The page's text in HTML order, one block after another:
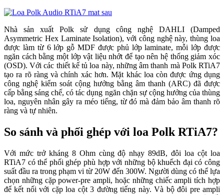
Nhà sản xuất Polk sử dụng công nghệ DAHLI (Damped
Asymmetric Hex Laminate Isolation), với công nghệ này, thùng loa
được làm từ 6 lớp gỗ MDF được phủ lớp laminate, mỗi lớp được
ngăn cách bằng một lớp vật liệu nhớt để tạo nên hệ thống giảm xóc
(OSD). Với các thiết kế tủ loa này, những âm thanh mà Polk RTiA7
tạo ra rõ ràng và chính xác hơn. Mặt khác loa còn được ứng dụng
công nghệ kiểm soát cộng hưởng bằng âm thanh (ARC) đã được
cấp bằng sáng chế, có tác dụng ngăn chặn sự cộng hưởng của thùng
loa, nguyên nhân gây ra méo tiếng, từ đó mà đảm bảo âm thanh rõ
ràng và tự nhiên.
So sánh và phối ghép với loa Polk RTiA7?
Với mức trở kháng 8 Ohm cùng độ nhạy 89dB, đôi loa cột loa
RTiA7 có thể phối ghép phù hợp với những bộ khuếch đại có công
suất đầu ra trong phạm vi từ 20W đến 300W. Người dùng có thể lựa
chọn những cặp power-pre ampli, hoặc những chiếc ampli tích hợp
để kết nối với cặp loa cột 3 đường tiếng này. Và bộ đôi pre ampli